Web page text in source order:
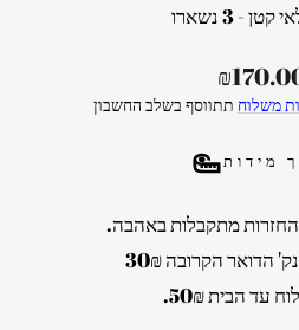
- 3 נשארו
משלוח תתווסף בשלב החשבון
מידות
מתקבלות באהבה.
הדואר הקרובה 30₪
עד הבית 50₪.